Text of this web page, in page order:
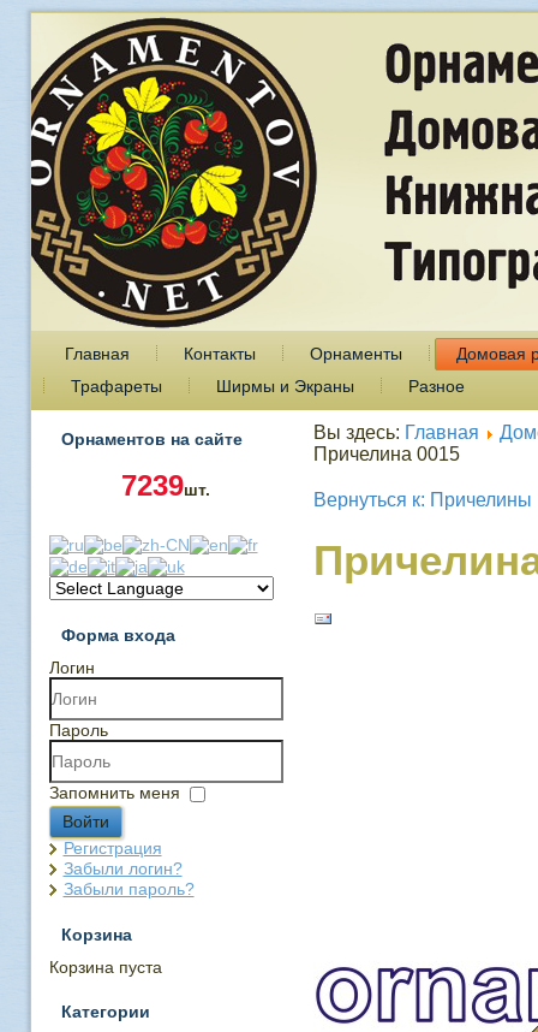
Главная Контакты Орнаменты
Домовая
Трафареты
Ширмы и Экраны Разное
Орнаментов на сайте
7239шт.
Форма входа
Логин
Пароль
Запомнить меня
Войти
Регистрация
Забыли логин?
Забыли пароль?
Корзина
Корзина пуста
Категории
Вы здесь: Главная
Причелина 0015
Вернуться к: Причелины